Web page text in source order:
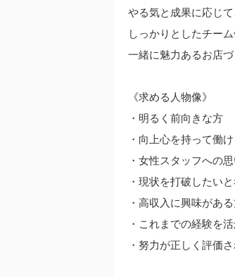
やる気と成果に応じ
しっかりとしたチー
一緒に魅力あるお店
《求める人物像》
・明るく前向きな方
・向上心を持って働
・女性スタッフへの
・現状を打破したい
・高収入に興味があ
・これまでの経験を
・努力が正しく評価